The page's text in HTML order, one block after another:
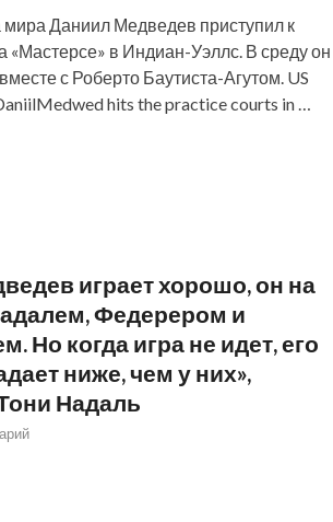
мира Даниил Медведев приступил к
«Мастерсе» в Индиан-Уэллс. В среду он
с Роберто Баутиста-Агутом. US
hits the practice courts in …
играет хорошо, он на
Федерером и
Но когда игра не идет, его
ниже, чем у них»,
Надаль